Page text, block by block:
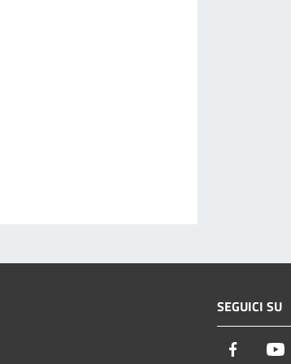
SEGUICI SU
Facebook